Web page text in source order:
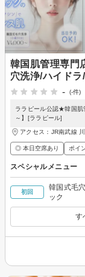
韓国肌管理専門
穴洗浄/ハイドラ
-
(-件)
ララピール公認★韓国肌
～】[ララピール]
アクセス：JR南武線
◎ 本日空席あり ポイ
スペシャルメニュー
初回
韓国式毛
ック
す